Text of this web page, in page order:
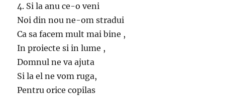
4. Si la anu ce-o veni
Noi din nou ne-om stradui
Ca sa facem mult mai bine ,
In proiecte si in lume ,
Domnul ne va ajuta
Si la el ne vom ruga,
Pentru orice copilas